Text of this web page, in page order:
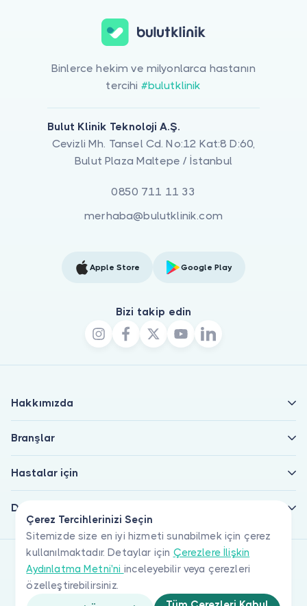
Çerez Tercihlerinizi Seçin
Sitemizde size en iyi hizmeti sunabilmek için çerez
kullanılmaktadır. Detaylar için Çerezlere İlişkin
Aydınlatma Metni'ni inceleyebilir veya çerezleri
özelleştirebilirsiniz.
Binlerce hekim ve milyonlarca hastanın
tercihi #bulutklinik
Bulut Klinik Teknoloji A.Ş.
Cevizli Mh. Tansel Cd. No:12 Kat:8 D:60,
Bulut Plaza Maltepe / İstanbul
0850 711 11 33
merhaba@bulutklinik.com
Apple Store Google Play
Bizi takip edin
Hakkımızda
Branşlar
Hastalar için
Doktorlar için